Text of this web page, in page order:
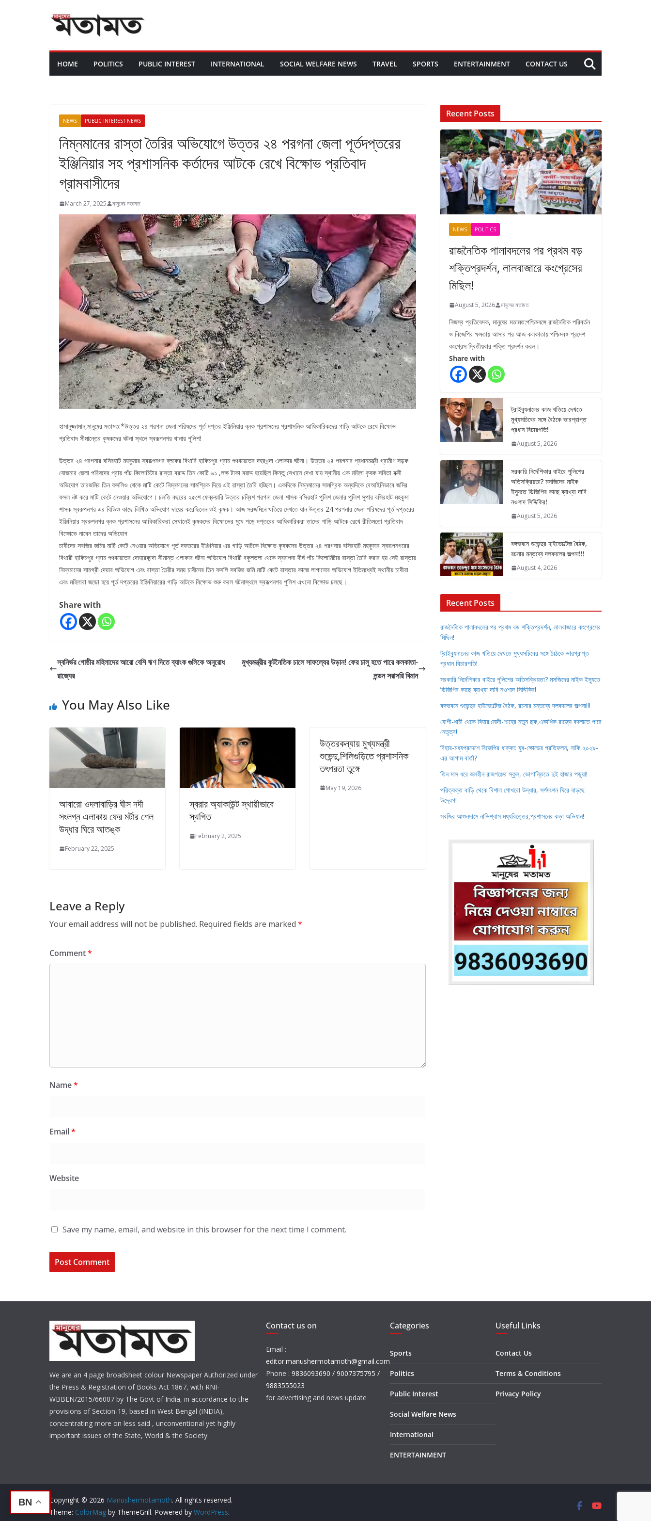
HOME POLITICS PUBLIC INTEREST INTERNATIONAL SOCIAL WELFARE NEWS TRAVEL SPORTS ENTERTAINMENT CONTACT US
NEWS PUBLIC INTEREST NEWS
নিম্নমানের রাস্তা তৈরির অভিযোগে উত্তর ২৪ পরগনা জেলা পূর্তদপ্তরের
ইঞ্জিনিয়ার সহ প্রশাসনিক কর্তাদের আটকে রেখে বিক্ষোভ প্রতিবাদ
গ্রামবাসীদের
March 27, 2025 মানুষের মতামত
হাসানুজ্জামান,মানুষের মতামত:*উত্তর ২৪ পরগনা জেলা পরিষদের পূর্ত দপ্তর ইঞ্জিনিয়ার ব্লক প্রশাসনের প্রশাসনিক আধিকারিকদের গাড়ি আটকে রেখে বিক্ষোভ
প্রতিবাদ সীমান্তের কৃষকদের ঘটনা স্থলে স্বরূপনগর থানার পুলিশ!
উত্তর ২৪ পরগনার বসিরহাট মহকুমার স্বরূপনগর ব্লকের বিথারি হাকিমপুর গ্রাম পঞ্চায়েতের দহরখন্দা এলাকার ঘটনা। উত্তর ২৪ পরগনার প্রধানমন্ত্রী গ্রামীণ সড়ক
যোজনার জেলা পরিষদের প্রায় পাঁচ কিলোমিটার রাস্তা বরাদ্দ তিন কোটি ৬১ ,লক্ষ টাকা বরাদ্দ হয়েছিল কিন্তু সেখানে দেখা যায় স্থানীয় এক মহিলা কৃষক সবিতা বক্সী
অভিযোগ তারজমির তিন ফসলিও থেকে মাটি কেটে নিম্নমানের সামগ্রিক দিয়ে এই রাস্তা তৈরি হচ্ছিল। একদিকে নিম্নমানের সামগ্রিক অন্যদিকে বেআইনিভাবে জমির
ফসল নষ্ট করে মাটি কেটে নেওয়ার অভিযোগে। চলতি বছরের ২৫শে ফেব্রুয়ারি উত্তর চব্বিশ পরগনা জেলা শাসক বসিরহাট পুলিশ জেলার পুলিশ সুপার বসিরহাট মহকুমা
শাসক স্বরুপনগর এর বিডিও কাছে লিখিত অভিযোগ দায়ের করেছিলেন ওই কৃষক। আজ সরজমিনে খতিয়ে দেখতে যান উত্তর 24 পরগনার জেলা পরিষদের পূর্ত দপ্তরের
ইঞ্জিনিয়ার স্বরুপনগর ব্লক প্রশাসনের আধিকারিকরা সেখানেই কৃষকদের বিক্ষোভের মুখে পড়ে দপ্তরের আধিকারিকরা তাদের গাড়ি আটকে রেখে রীতিমতো প্রতিবাদ
বিক্ষোভে নাবেন তাদের অভিযোগ
চাষীদের সবজির জমির মাটি কেটে নেওয়ার অভিযোগে পূর্ত দফতরের ইঞ্জিনিয়ার এর গাড়ি আটকে বিক্ষোভ কৃষকদের উত্তর ২৪ পরগনার বসিরহাট মহকুমার স্বরূপনগরের
বিথারী হাকিমপুর গ্রাম পঞ্চায়েতের দোহারকান্দা সীমান্ত এলাকার ঘটনা অভিযোগ বিথারী বকুলতলা থেকে স্বরূপদা দীর্ঘ পাঁচ কিলোমিটার রাস্তা তৈরি করার হয় সেই রাস্তায়
নিম্নমানের সামগ্রী দেয়ার অভিযোগ এবং রাস্তা তৈরীর সময় চাষীদের তিন ফসলি সবজির জমি মাটি কেটে রাস্তার কাজে লাগানোর অভিযোগ ইতিমধ্যেই স্থানীয় চাষীরা
এবং মহিলারা জড়ো হয়ে পূর্ত দপ্তরের ইঞ্জিনিয়ারের গাড়ি আটকে বিক্ষোভ শুরু করল ঘটনাস্থলে স্বরূপনগর পুলিশ এখনো বিক্ষোভ চলছে।
Share with
স্বনির্ভর গোষ্ঠীর মহিলাদের আরো বেশি ঋণ দিতে ব্যাংক গুলিকে অনুরোধ
রাজ্যের
মুখ্যমন্ত্রীর কূটনৈতিক চালে সাফল্যের উড়ান! ফের চালু হতে পারে কলকাতা-
লন্ডন সরাসরি বিমান
You May Also Like
আবারো ওদলাবাড়ির ঘীস নদী
সংলগ্ন এলাকায় ফের মর্টার শেল
উদ্ধার ঘিরে আতঙ্ক
February 22, 2025
স্বরার অ্যাকাউন্ট স্থায়ীভাবে
স্থগিত
February 2, 2025
উত্তরকন্যায় মুখ্যমন্ত্রী
শুভেন্দু,শিলিগুড়িতে প্রশাসনিক
তৎপরতা তুঙ্গে
May 19, 2026
Leave a Reply
Your email address will not be published. Required fields are marked *
Comment*
Name*
Email*
Website
Save my name, email, and website in this browser for the next time I comment.
Recent Posts
NEWS POLITICS
রাজনৈতিক পালাবদলের পর প্রথম বড়
শক্তিপ্রদর্শন, লালবাজারে কংগ্রেসের
মিছিল!
August 5, 2026 মানুষের মতামত
নিজস্ব প্রতিবেদক, মানুষের মতামত:পশ্চিমবঙ্গে রাজনৈতিক পরিবর্তন
ও বিজেপির ক্ষমতায় আসার পর আজ কলকাতায় পশ্চিমবঙ্গ প্রদেশ
কংগ্রেস দ্বিতীয়বার শক্তি প্রদর্শন করল।
Share with
ট্রাইব্যুনালের কাজ খতিয়ে দেখতে
মুখ্যসচিবের সঙ্গে বৈঠকে ভারপ্রাপ্ত
প্রধান বিচারপতি!
August 5, 2026
সরকারি নির্দেশিকার বাইরে পুলিশের
অতিসক্রিয়তা? মসজিদের মাইক
ইস্যুতে ডিজিপির কাছে ব্যাখ্যা দাবি
নওশাদ সিদ্দিকির!
August 5, 2026
বঙ্গভবনে শুভেন্দুর হাইভোল্টেজ বৈঠক,
রচনার মন্তব্যে দলবদলের জল্পনা!!!
August 4, 2026
Recent Posts
রাজনৈতিক পালাবদলের পর প্রথম বড় শক্তিপ্রদর্শন, লালবাজারে কংগ্রেসের
মিছিল!
ট্রাইব্যুনালের কাজ খতিয়ে দেখতে মুখ্যসচিবের সঙ্গে বৈঠকে ভারপ্রাপ্ত
প্রধান বিচারপতি!
সরকারি নির্দেশিকার বাইরে পুলিশের অতিসক্রিয়তা? মসজিদের মাইক ইস্যুতে
ডিজিপির কাছে ব্যাখ্যা দাবি নওশাদ সিদ্দিকির!
বঙ্গভবনে শুভেন্দুর হাইভোল্টেজ বৈঠক, রচনার মন্তব্যে দলবদলের জল্পনা!!!
যোগী-ধামী থেকে বিহার:মোদী-শাহের নতুন ছক,একাধিক রাজ্যে বদলাতে পারে
নেতৃত্ব!
বিহার-মধ্যপ্রদেশে বিজেপির ধাক্কা: যুব-ক্ষোভের প্রতিফলন, নাকি ২০২৯-
এর আগাম বার্তা?
তিন মাস ধরে জলহীন রাজগঞ্জের স্কুল, ভোগান্তিতে দুই হাজার পড়ুয়া!
পরিত্যক্ত বাড়ি থেকে বিশাল গোখরো উদ্ধার, সর্পদংশন ঘিরে বাড়ছে
উদ্বেগ!
সবজির আগুনদামে নাভিশ্বাস মধ্যবিত্তের,প্রশাসনের কড়া অভিযান!
We are an 4 page broadsheet colour Newspaper Authorized under
the Press & Registration of Books Act 1867, with RNI-
WBBEN/2015/66007 by The Govt of India, in accordance to the
provisions of Section-19, based in West Bengal (INDIA),
concentrating more on less said , unconventional yet highly
important issues of the State, World & the Society.
Contact us on
Email :
editor.manushermotamoth@gmail.com
Phone : 9836093690 / 9007375795 /
9883555023
for advertising and news update
Categories
Sports
Politics
Public Interest
Social Welfare News
International
ENTERTAINMENT
Useful Links
Contact Us
Terms & Conditions
Privacy Policy
Copyright © 2026 Manushermotamoth. All rights reserved.
Theme: ColorMag by ThemeGrill. Powered by WordPress.
BN